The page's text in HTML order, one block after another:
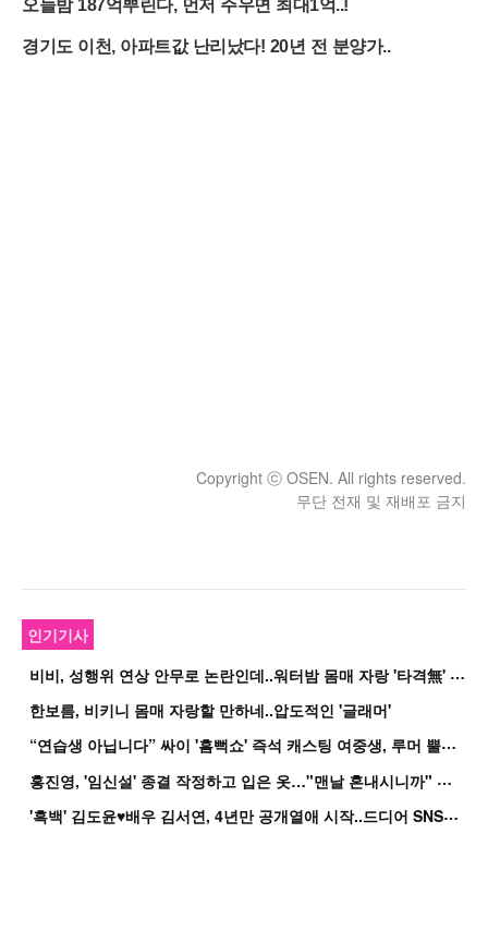
Copyright ⓒ OSEN. All rights reserved.
무단 전재 및 재배포 금지
인기기사
비
비, 성행위 연상 안무로 논란인데..워터밤 몸매 자랑 '타격無' 근황
한보름, 비키니 몸매 자랑할 만하네..압도적인 '글래머'
“
연습생 아닙니다” 싸이 '흠뻑쇼' 즉석 캐스팅 여중생, 루머 뿔났다[Oh!쎈 이...
홍
진영, '임신설' 종결 작정하고 입은 옷…"맨날 혼내시니까" 억울
'
흑백' 김도윤♥배우 김서연, 4년만 공개열애 시작..드디어 SNS에 노출 [핫피...